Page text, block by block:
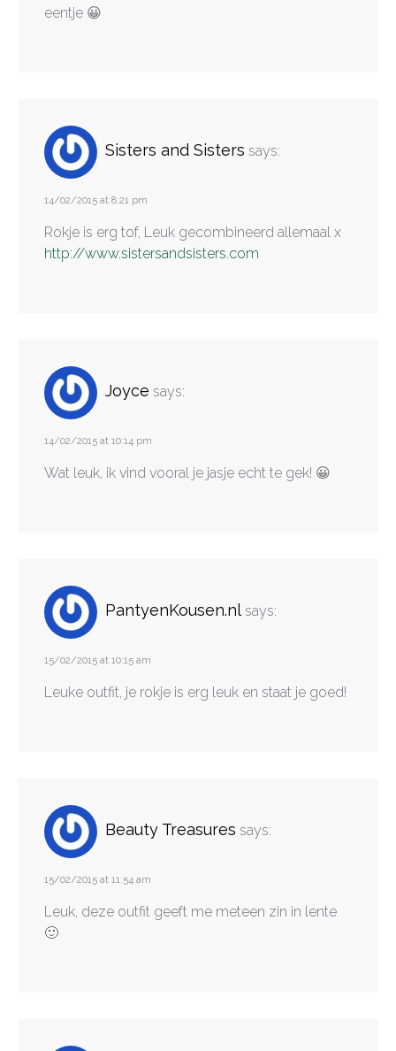
eentje 😀
Sisters and Sisters says:
14/02/2015 at 8:21 pm
Rokje is erg tof, Leuk gecombineerd allemaal x
http://www.sistersandsisters.com
Joyce says:
14/02/2015 at 10:14 pm
Wat leuk, ik vind vooral je jasje echt te gek! 😀
PantyenKousen.nl says:
15/02/2015 at 10:15 am
Leuke outfit, je rokje is erg leuk en staat je goed!
Beauty Treasures says:
15/02/2015 at 11:54 am
Leuk, deze outfit geeft me meteen zin in lente
🙂